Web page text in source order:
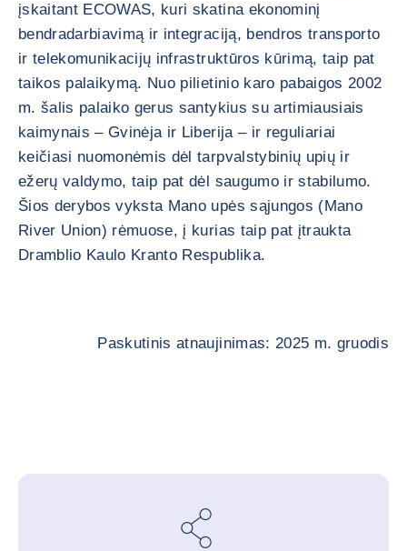
įskaitant ECOWAS, kuri skatina ekonominį
bendradarbiavimą ir integraciją, bendros transporto
ir telekomunikacijų infrastruktūros kūrimą, taip pat
taikos palaikymą. Nuo pilietinio karo pabaigos 2002
m. šalis palaiko gerus santykius su artimiausiais
kaimynais – Gvinėja ir Liberija – ir reguliariai
keičiasi nuomonėmis dėl tarpvalstybinių upių ir
ežerų valdymo, taip pat dėl saugumo ir stabilumo.
Šios derybos vyksta Mano upės sąjungos (Mano
River Union) rėmuose, į kurias taip pat įtraukta
Dramblio Kaulo Kranto Respublika.
Paskutinis atnaujinimas: 2025 m. gruodis